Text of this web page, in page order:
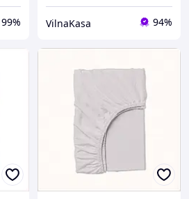
99% VilnaKasa 94%